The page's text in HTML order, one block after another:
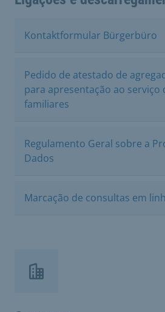
Kontaktformular Bürgerbüro
Pedido de atestado de
para apresentação ao serviço
familiares
Regulamento Geral sobre a
Dados
Marcação de consultas em